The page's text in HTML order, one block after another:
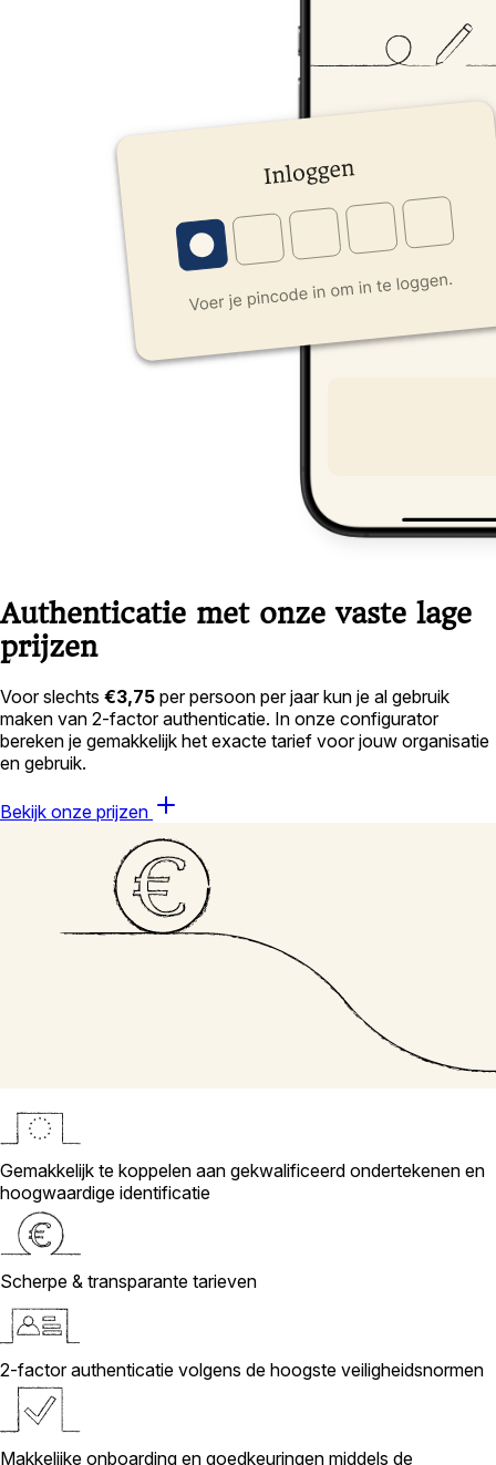
Authenticatie met onze vaste lage
prijzen
Voor slechts €3,75 per persoon per jaar kun je al gebruik
maken van 2-factor authenticatie. In onze configurator
bereken je gemakkelijk het exacte tarief voor jouw organisatie
en gebruik.
Bekijk onze prijzen
Gemakkelijk te koppelen aan gekwalificeerd ondertekenen en
hoogwaardige identificatie
Scherpe & transparante tarieven
2-factor authenticatie volgens de hoogste veiligheidsnormen
Makkelijke onboarding en goedkeuringen middels de